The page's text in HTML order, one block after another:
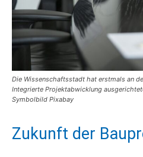
Die Wissenschaftsstadt hat erstmals an
Integrierte Projektabwicklung
Symbolbild Pixabay
Zukunft der